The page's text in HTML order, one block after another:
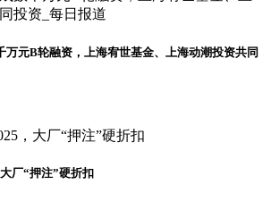
万元B轮融资，上海宥世基金、上海动潮投资共同
厂“押注”硬折扣